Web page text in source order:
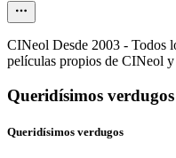
CINeol Desde 2003 - Todos
películas propios de CINeol
Queridísimos verdugos
Queridísimos verdugos